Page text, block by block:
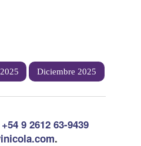
Diciembre 2025
+54 9 2612 63-9439
.